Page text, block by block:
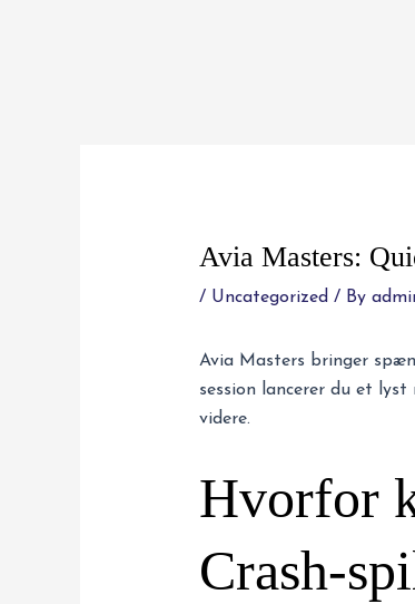
Avia Masters:
/ Uncategorized/ By
Avia Masters bringer
session lancerer du et
videre.
Hvorfor